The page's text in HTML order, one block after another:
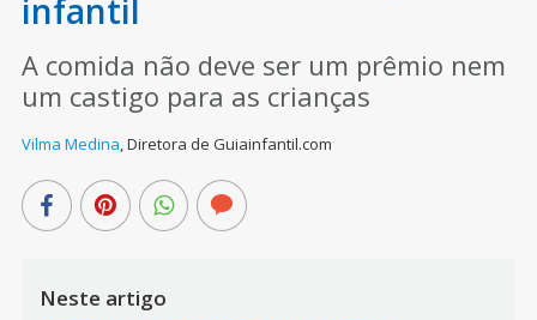
infantil
A comida não deve ser um prêmio nem
um castigo para as crianças
Vilma Medina,Diretora de Guiainfantil.com
Neste artigo